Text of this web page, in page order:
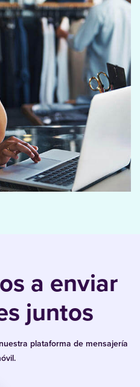
a enviar
juntos
plataforma de mensajería